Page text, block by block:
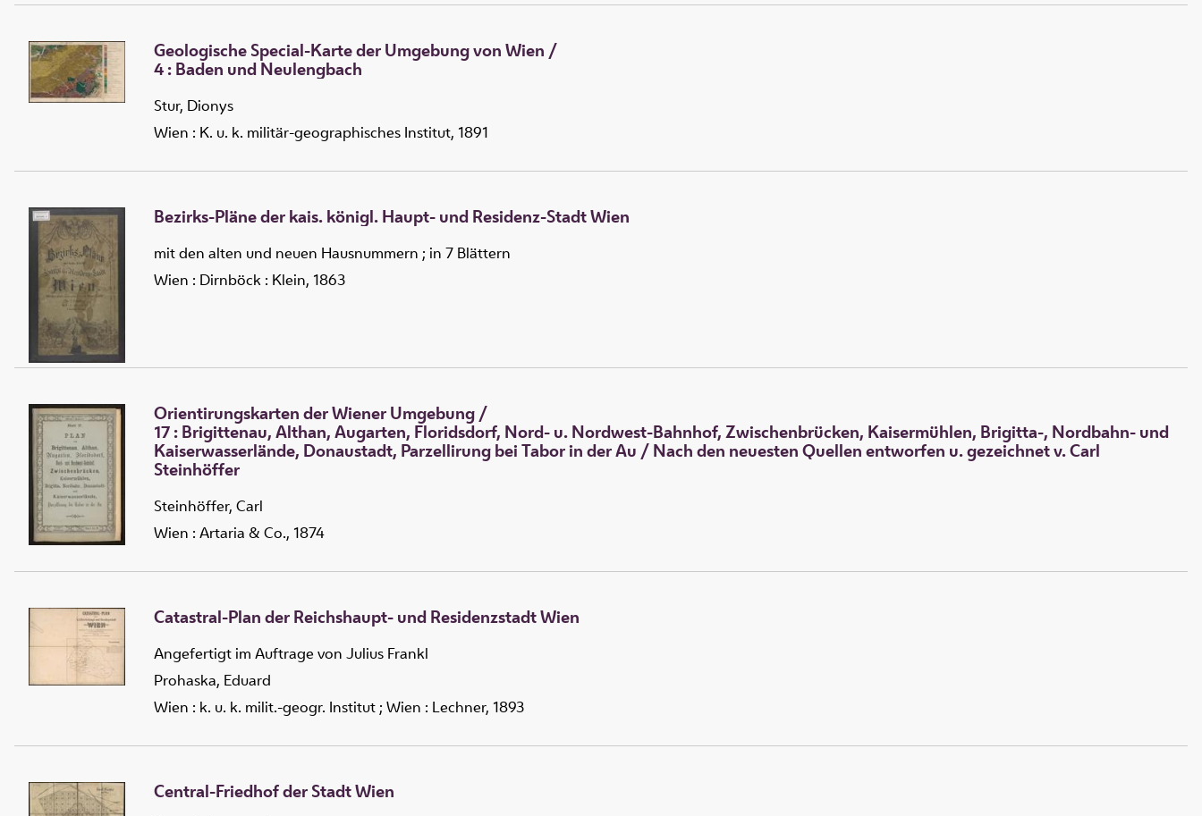
Geologische Special-Karte der Umgebung von Wien /
4 :Baden und Neulengbach
Stur, Dionys
Wien : K. u. k. militär-geographisches Institut, 1891
Bezirks-Pläne der kais. königl. Haupt- und Residenz-Stadt Wien
mit den alten und neuen Hausnummern ; in 7 Blättern
Wien : Dirnböck : Klein, 1863
Orientirungskarten der Wiener Umgebung/
17 :Brigittenau, Althan, Augarten, Floridsdorf, Nord- u. Nordwest-Bahnhof, Zwischenbrücken, Kaisermühlen, Brigitta-, Nordbahn- und
Kaiserwasserlände, Donaustadt, Parzellirung bei Tabor in der Au / Nach den neuesten Quellen entworfen u. gezeichnet v. Carl
Steinhöffer
Steinhöffer, Carl
Wien : Artaria & Co., 1874
Catastral-Plan der Reichshaupt- und Residenzstadt Wien
Angefertigt im Auftrage von Julius Frankl
Prohaska, Eduard
Wien : k. u. k. milit.-geogr. Institut ; Wien : Lechner, 1893
Central-Friedhof der Stadt Wien